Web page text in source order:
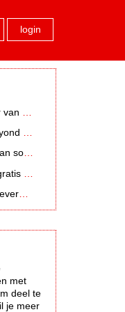
login
Business
tv
dollar
met
deel te
je meer